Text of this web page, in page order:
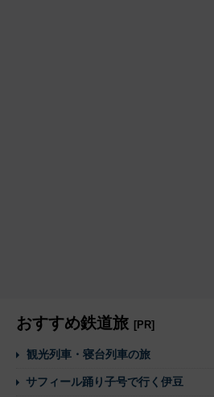
おすすめ鉄道旅 [PR]
観光列車・寝台列車の旅
サフィール踊り子号で行く伊豆